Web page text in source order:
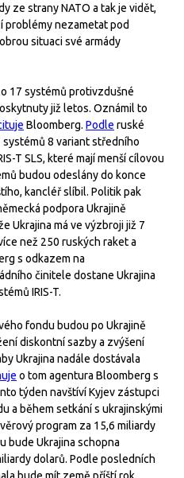
ze strany NATO a tak je vidět,
problémy nezametat pod
situaci své armády
17 systémů protivzdušné
již letos. Oznámil to
Bloomberg. Podle ruské
8 variant středního
T SLS, které mají menší cílovou
budou odeslány do konce
kancléř slíbil. Politik pak
podpora Ukrajině
Ukrajina má ve výzbroji již 7
než 250 ruských raket a
s odkazem na
činitele dostane Ukrajina
IRIS-T.
fondu budou po Ukrajině
diskontní sazby a zvýšení
Ukrajina nadále dostávala
o tom agentura Bloomberg s
týden navštíví Kyjev zástupci
a během setkání s ukrajinskými
program za 15,6 miliardy
bude Ukrajina schopna
dolarů. Podle posledních